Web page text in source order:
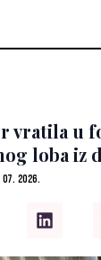
vratila u
loba iz
07. 2026.